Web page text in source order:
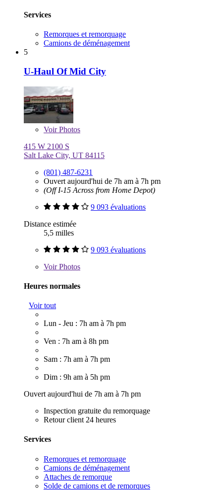
Services
Remorques et remorquage
Camions de déménagement
5
U-Haul Of Mid City
VoirPhotos
415 W 2100 S
Salt Lake City, UT 84115
(801) 487-6231
Ouvert aujourd'hui de 7h am à 7h pm
(Off I-15 Across from Home Depot)
9 093 évaluations
Distance estimée
5,5 milles
9 093 évaluations
VoirPhotos
Heures normales
Voir tout
Lun - Jeu : 7h am à 7h pm
Ven : 7h am à 8h pm
Sam : 7h am à 7h pm
Dim : 9h am à 5h pm
Ouvert aujourd'hui de 7h am à 7h pm
Inspection gratuite du remorquage
Retour client 24 heures
Services
Remorques et remorquage
Camions de déménagement
Attaches de remorque
Solde de camions et de remorques